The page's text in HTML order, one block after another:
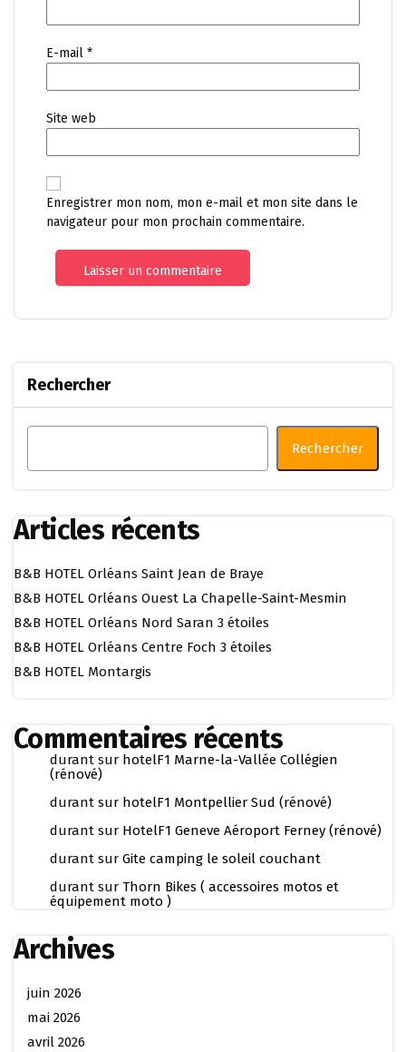
E-mail *
Site web
Enregistrer mon nom, mon e-mail et mon site dans le
navigateur pour mon prochain commentaire.
Rechercher
Rechercher
Articles récents
B&B HOTEL Orléans Saint Jean de Braye
B&B HOTEL Orléans Ouest La Chapelle-Saint-Mesmin
B&B HOTEL Orléans Nord Saran 3 étoiles
B&B HOTEL Orléans Centre Foch 3 étoiles
B&B HOTEL Montargis
Commentaires récents
durant sur hotelF1 Marne-la-Vallée Collégien
(rénové)
durant sur hotelF1 Montpellier Sud (rénové)
durant sur HotelF1 Geneve Aéroport Ferney (rénové)
durant sur Gite camping le soleil couchant
durant sur Thorn Bikes ( accessoires motos et
équipement moto )
Archives
juin 2026
mai 2026
avril 2026